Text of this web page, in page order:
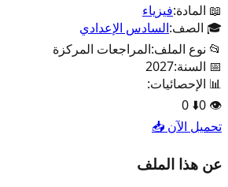
📖 المادة:فيزياء
🎓 الصف:السادس الإعدادي
📂 نوع الملف:المراجعات المركزة
📅 السنة:2027
📊 الإحصائيات:
👁️
0
⬇️
0
تحميل الآن 📥
عن هذا الملف